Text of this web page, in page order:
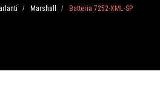
/ Marshall / Batteria 7252-XML-SP